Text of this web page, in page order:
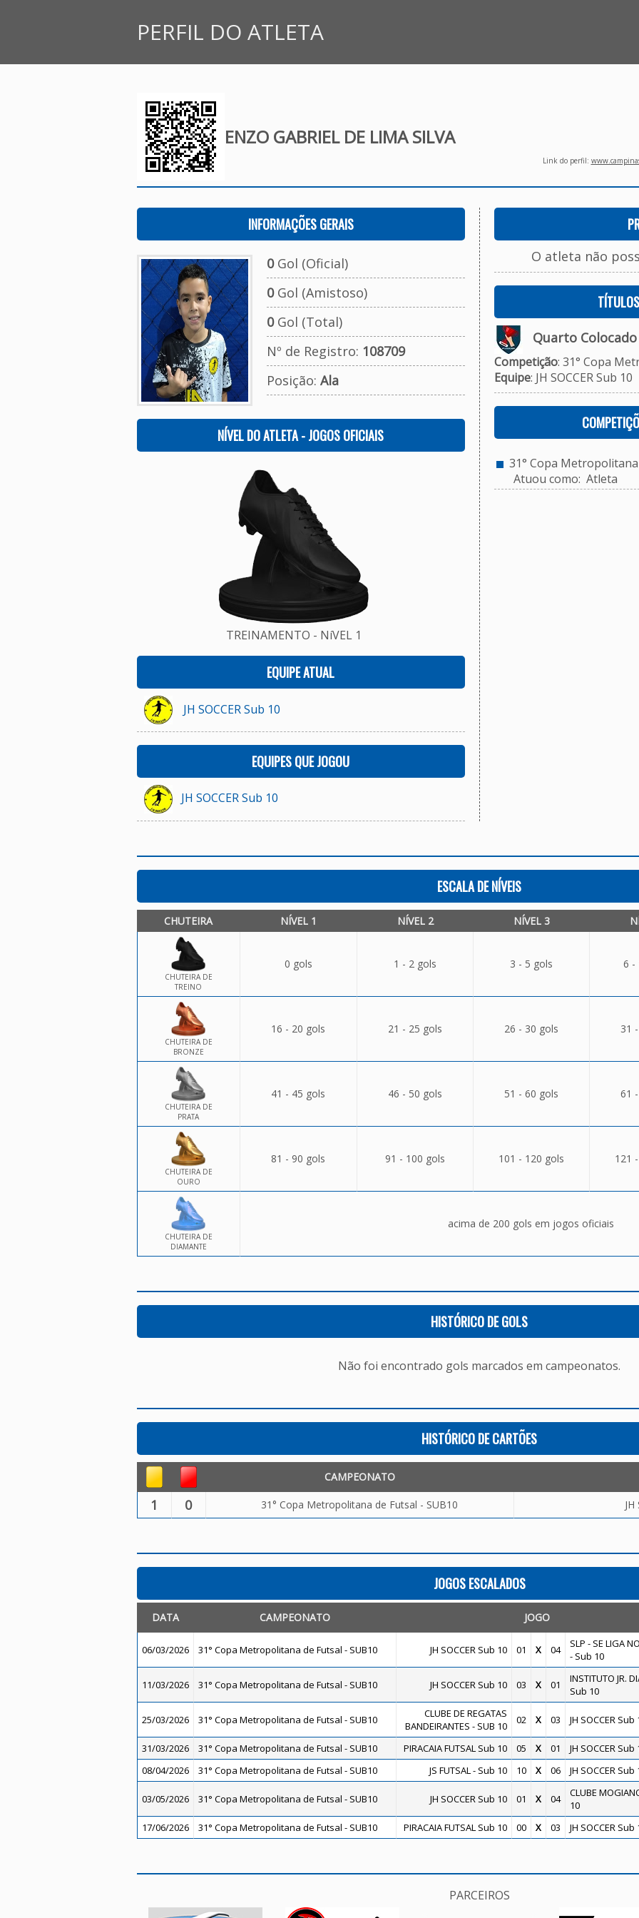
PERFIL DO ATLETA
ENZO GABRIEL DE LIMA SILVA
Link do perfil:
INFORMAÇÕES GERAIS
0Gol (Oficial)
0Gol (Amistoso)
0Gol (Total)
Nº de Registro: 108709
Posição: Ala
NÍVEL DO ATLETA - JOGOS OFICIAIS
TREINAMENTO - NíVEL 1
EQUIPE ATUAL
JH SOCCER Sub 10
EQUIPES QUE JOGOU
JH SOCCER Sub 10
O atleta não
Quarto Colocado
Competição: 31° Copa
Equipe: JH SOCCER Sub 10
31° Copa Metropolitana
Atuou como: Atleta
ESCALA DE NÍVEIS
CHUTEIRA NÍVEL 1 NÍVEL 2 NÍVEL 3
CHUTEIRA DE
TREINO
0 gols 1 - 2 gols 3 - 5 gols 6 -
CHUTEIRA DE
BRONZE
16 - 20 gols 21 - 25 gols 26 - 30 gols 31
CHUTEIRA DE
PRATA
41 - 45 gols 46 - 50 gols 51 - 60 gols 61
CHUTEIRA DE
OURO
81 - 90 gols 91 - 100 gols 101 - 120 gols 121
CHUTEIRA DE
DIAMANTE
acima de 200 gols em jogos oficiais
HISTÓRICO DE GOLS
Não foi encontrado gols marcados em campeonatos.
HISTÓRICO DE CARTÕES
CAMPEONATO
1 0 31° Copa Metropolitana de Futsal - SUB10 JH
JOGOS ESCALADOS
DATA CAMPEONATO JOGO
06/03/2026 31° Copa Metropolitana de Futsal - SUB10 JH SOCCER Sub 10 01 X 04
SLP - SE LIGA
- Sub 10
11/03/2026 31° Copa Metropolitana de Futsal - SUB10 JH SOCCER Sub 10 03 X 01
INSTITUTO JR.
Sub 10
25/03/2026 31° Copa Metropolitana de Futsal - SUB10
CLUBE DE REGATAS
BANDEIRANTES - SUB 10
02 X 03 JH SOCCER Sub
31/03/2026 31° Copa Metropolitana de Futsal - SUB10 PIRACAIA FUTSAL Sub 10 05 X 01 JH SOCCER Sub
08/04/2026
31° Copa Metropolitana de Futsal - SUB10 JS FUTSAL - Sub 10 10 X 06 JH SOCCER Sub
03/05/2026 31° Copa Metropolitana de Futsal - SUB10 JH SOCCER Sub 10 01 X 04
CLUBE
10
17/06/2026 31° Copa Metropolitana de Futsal - SUB10 PIRACAIA FUTSAL Sub 10 00 X 03 JH SOCCER Sub
PARCEIROS